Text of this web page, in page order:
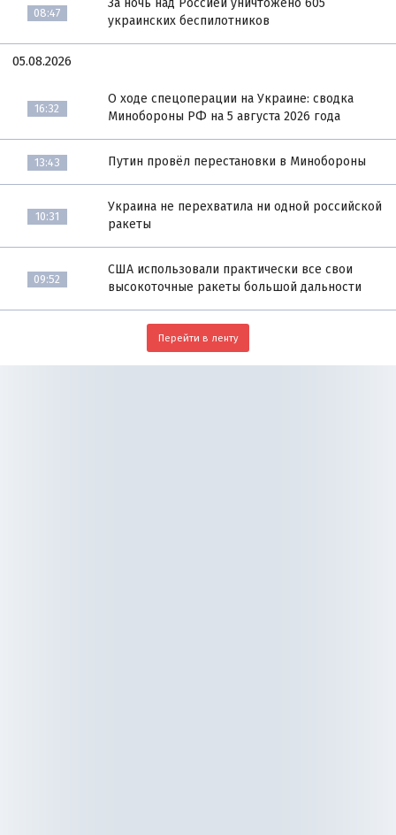
08:47
За ночь над Россией уничтожено 605
украинских беспилотников
05.08.2026
16:32
О ходе спецоперации на Украине: сводка
Минобороны РФ на 5 августа 2026 года
13:43 Путин провёл перестановки в Минобороны
10:31
Украина не перехватила ни одной российской
ракеты
09:52
США использовали практически все свои
высокоточные ракеты большой дальности
Перейти в ленту